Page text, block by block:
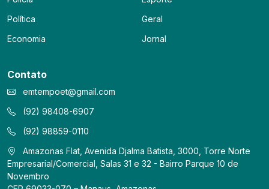
Política
Economia
Geral
Jornal
Contato
emtempoet@gmail.com
(92) 98408-6907
(92) 98859-0110
Amazonas Flat, Avenida Djalma Batista, 3000, Torre Norte
Empresarial/Comercial, Salas 31 e 32 - Bairro Parque 10 de
Novembro